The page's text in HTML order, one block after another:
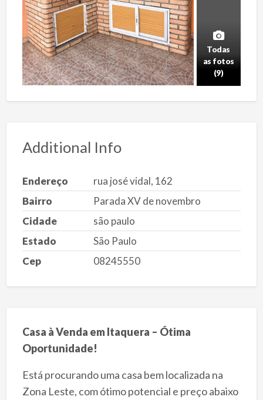
Todas
as fotos
(9)
Additional Info
Endereço
rua josé vidal, 162
Bairro
Parada XV de novembro
Cidade
são paulo
Estado
São Paulo
Cep
08245550
Casa à Venda em Itaquera – Ótima
Oportunidade!
Está procurando uma casa bem localizada na
Zona Leste, com ótimo potencial e preço abaixo